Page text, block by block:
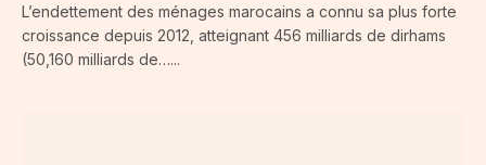
L’endettement des ménages marocains a connu sa plus forte
croissance depuis 2012, atteignant 456 milliards de dirhams
(50,160 milliards de…...